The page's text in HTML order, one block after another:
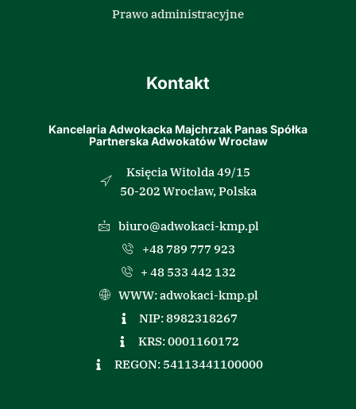
Prawo administracyjne
Kontakt
Kancelaria Adwokacka Majchrzak Panas Spółka
Partnerska Adwokatów Wrocław
Księcia Witolda 49/15
50-202 Wrocław, Polska
biuro@adwokaci-kmp.pl
+48 789 777 923
+ 48 533 442 132
WWW: adwokaci-kmp.pl
NIP: 8982318267
KRS: 0001160172
REGON: 54113441100000